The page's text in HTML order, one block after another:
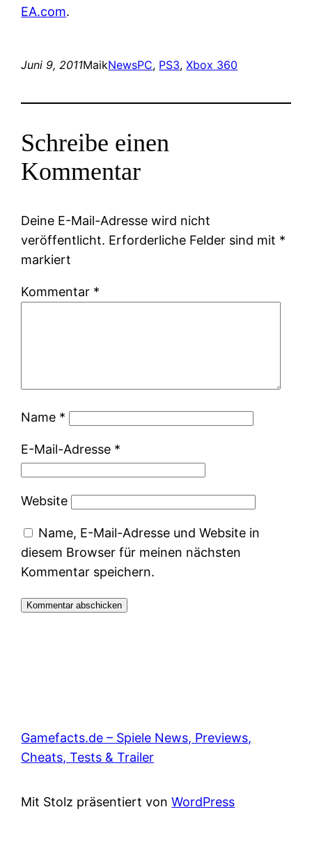
EA.com.
Juni 9, 2011MaikNewsPC, PS3, Xbox 360
Schreibe einen
Kommentar
Deine E-Mail-Adresse wird nicht
veröffentlicht. Erforderliche Felder sind mit *
markiert
Kommentar *
Name *
E-Mail-Adresse *
Website
Name, E-Mail-Adresse und Website in
diesem Browser für meinen nächsten
Kommentar speichern.
Gamefacts.de – Spiele News, Previews,
Cheats, Tests & Trailer
Mit Stolz präsentiert vonWordPress